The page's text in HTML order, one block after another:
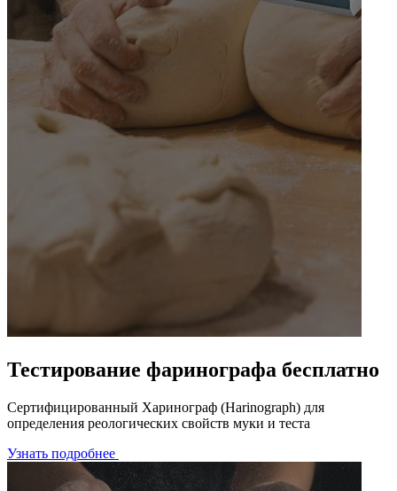
Тестирование фаринографа бесплатно
Сертифицированный Харинограф (Harinograph) для
определения реологических свойств муки и теста
Узнать подробнее